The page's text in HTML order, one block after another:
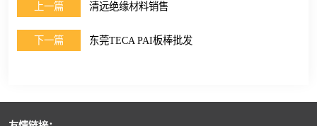
上一篇 清远绝缘材料销售
下一篇 东莞TECA PAI板棒批发